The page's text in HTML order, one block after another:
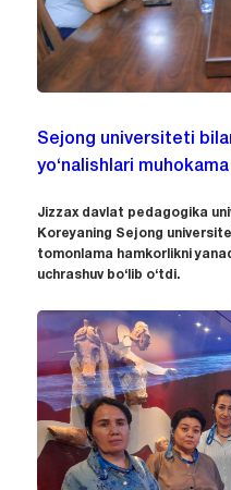
Sejong universiteti
yo‘nalishlari muhokama
Jizzax davlat pedagogika
Koreyaning Sejong
tomonlama hamkorlikni
uchrashuv bo‘lib o‘tdi.